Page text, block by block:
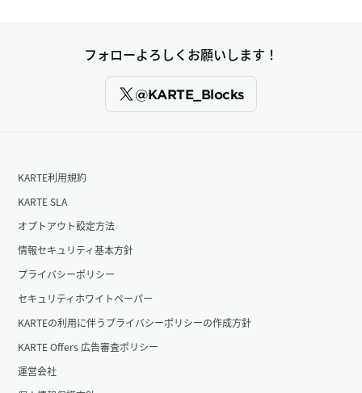
フォローよろしくお願いします！
@KARTE_Blocks
KARTE利用規約
KARTE SLA
オプトアウト設定方法
情報セキュリティ基本方針
プライバシーポリシー
セキュリティホワイトペーパー
KARTEの利用に伴うプライバシーポリシーの作成方針
KARTE Offers 広告審査ポリシー
運営会社